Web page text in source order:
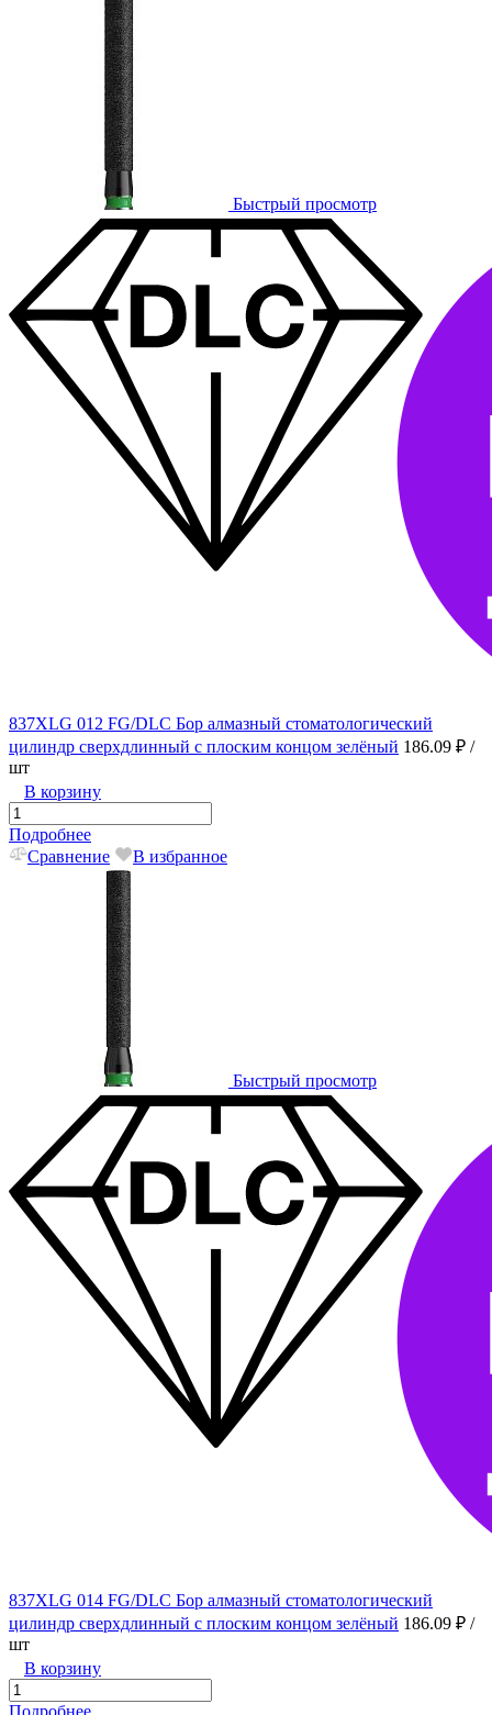
Быстрый просмотр
837XLG 012 FG/DLC Бор алмазный стоматологический
цилиндр сверхдлинный с плоским концом зелёный 186.09 ₽ /
шт
В корзину
Подробнее
Сравнение
В избранное
Быстрый просмотр
837XLG 014 FG/DLC Бор алмазный стоматологический
цилиндр сверхдлинный с плоским концом зелёный 186.09 ₽ /
шт
В корзину
Подробнее